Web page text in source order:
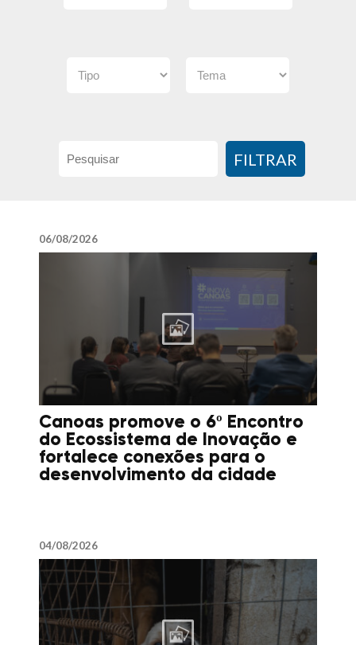
FILTRAR
06/08/2026
Canoas promove o 6º Encontro
do Ecossistema de Inovação e
fortalece conexões para o
desenvolvimento da cidade
04/08/2026